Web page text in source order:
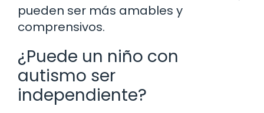
pueden ser más amables y
comprensivos.
¿Puede un niño con
autismo ser
independiente?